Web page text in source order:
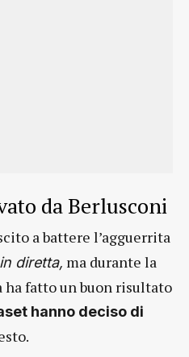
da Berlusconi
a battere l’agguerrita
diretta, ma durante la
ha fatto un buon risultato
hanno deciso di